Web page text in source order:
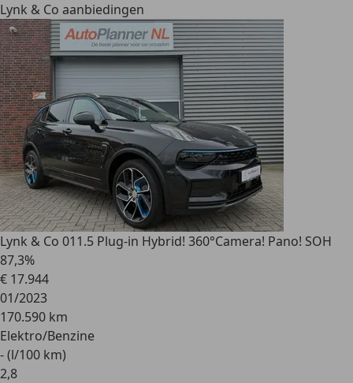
Lynk & Co aanbiedingen
Lynk & Co 011.5 Plug-in Hybrid! 360°Camera! Pano! SOH
87,3%
€ 17.944
01/2023
170.590 km
Elektro/Benzine
- (l/100 km)
2,8